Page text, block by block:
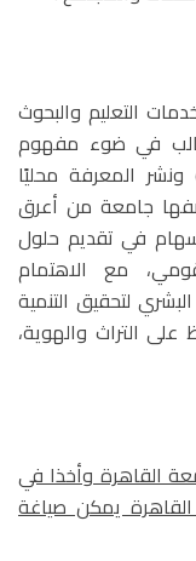
التعليم والبحوث
في ضوء مفهوم
المعرفة محليًا
جامعة من أعرق
في تقديم حلول
مع الاهتمام
لتحقيق التنمية
التراث والهوية،
القاهرة وأخذا في
القاهرة يمكن صياغة